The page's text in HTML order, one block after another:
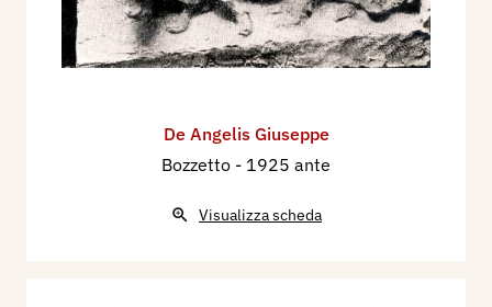
De Angelis Giuseppe
Bozzetto - 1925 ante
Visualizza scheda